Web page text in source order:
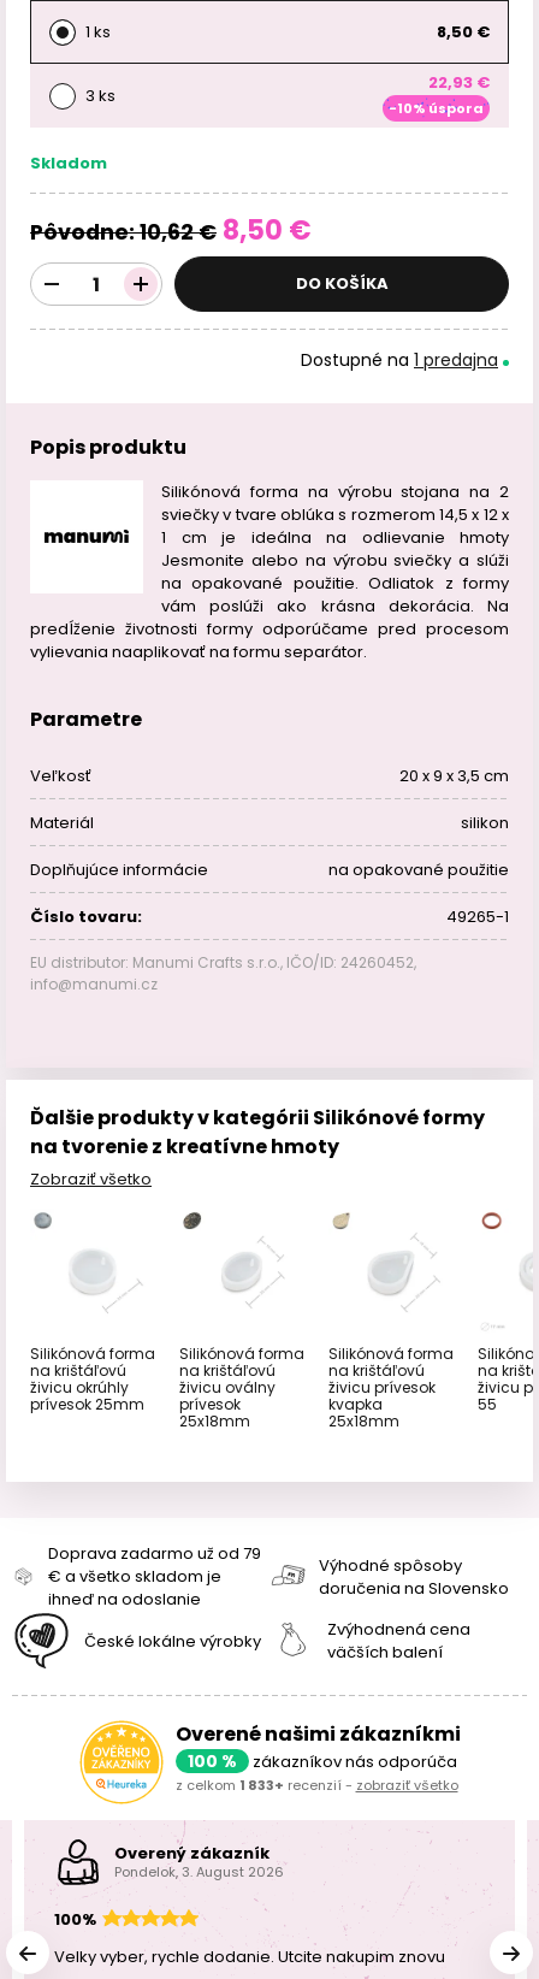
1 ks 8,50 €
3 ks
22,93 €
-10% úspora
Skladom
Pôvodne:10,62 € 8,50 €
DO KOŠÍKA
Dostupné na 1 predajna
Popis produktu
Silikónová forma na výrobu stojana na 2
sviečky v tvare oblúka s rozmerom 14,5 x 12 x
1 cm je ideálna na odlievanie hmoty
Jesmonite alebo na výrobu sviečky a slúži
na opakované použitie. Odliatok z formy
vám poslúži ako krásna dekorácia. Na
predĺženie životnosti formy odporúčame pred procesom
vylievania naaplikovať na formu separátor.
Parametre
Veľkosť 20 x 9 x 3,5 cm
Materiál silikon
Doplňujúce informácie na opakované použitie
Číslo tovaru: 49265-1
EU distributor: Manumi Crafts s.r.o., IČO/ID: 24260452,
info@manumi.cz
Ďalšie produkty v kategórii Silikónové formy
na tvorenie z kreatívne hmoty
Zobraziť všetko
Silikónová forma
na krištáľovú
živicu okrúhly
prívesok 25mm
Silikónová forma
na krištáľovú
živicu oválny
prívesok
25x18mm
Silikónová forma
na krištáľovú
živicu prívesok
kvapka
25x18mm
na
živicu
55
Doprava zadarmo už od 79
€ a všetko skladom je
ihneď na odoslanie
Výhodné spôsoby
doručenia na Slovensko
České lokálne výrobky
Zvýhodnená cena
väčších balení
Overené našimi zákazníkmi
100 % zákazníkov nás odporúča
z celkom 1 833+ recenzií - zobraziť všetko
Overený zákazník
Pondelok, 3. August 2026
100%
Velky vyber, rychle dodanie. Utcite nakupim znovu